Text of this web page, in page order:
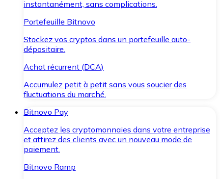
instantanément, sans complications.
Portefeuille Bitnovo
Stockez vos cryptos dans un portefeuille auto-
dépositaire.
Achat récurrent (DCA)
Accumulez petit à petit sans vous soucier des
fluctuations du marché.
Bitnovo Pay
Acceptez les cryptomonnaies dans votre entreprise
et attirez des clients avec un nouveau mode de
paiement.
Bitnovo Ramp